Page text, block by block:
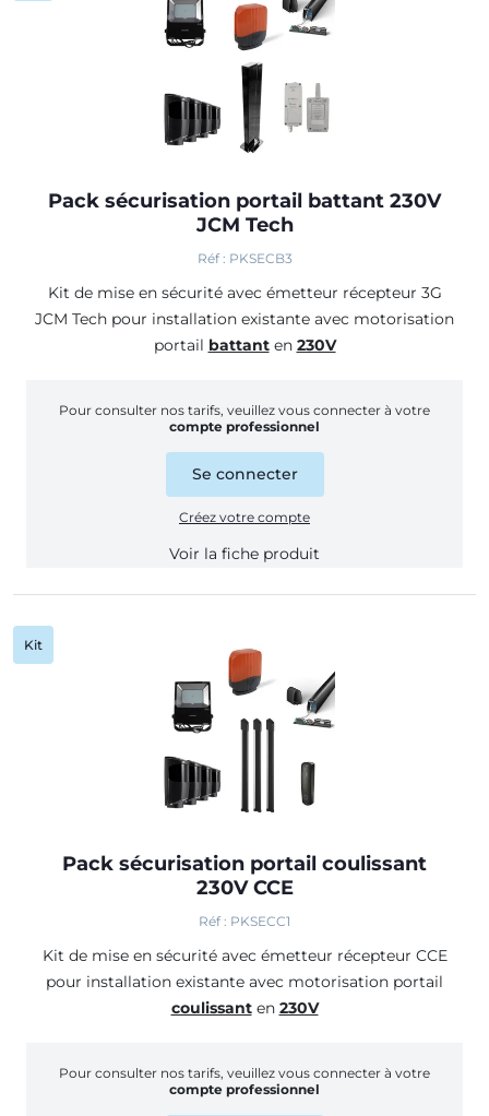
Pack sécurisation portail battant 230V
JCM Tech
Réf : PKSECB3
Kit de mise en sécurité avec émetteur récepteur 3G
JCM Tech pour installation existante avec motorisation
portail battanten 230V
Pour consulter nos tarifs, veuillez vous connecter à votre
compte professionnel
Se connecter
Créez votre compte
Voir la fiche produit
Kit
Pack sécurisation portail coulissant
230V CCE
Réf : PKSECC1
Kit de mise en sécurité avec émetteur récepteur CCE
pour installation existante avec motorisation portail
coulissanten 230V
Pour consulter nos tarifs, veuillez vous connecter à votre
compte professionnel